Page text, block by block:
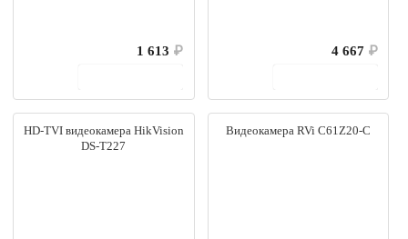
1 613 ₽
4 667 ₽
HD-TVI видеокамера HikVision
DS-T227
Видеокамера RVi C61Z20-C